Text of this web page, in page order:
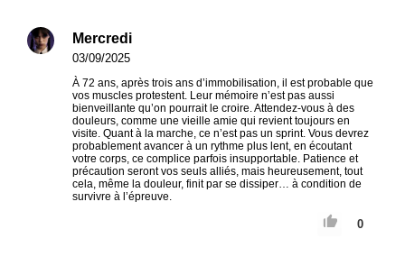
Mercredi
03/09/2025
À 72 ans, après trois ans d’immobilisation, il est probable que
vos muscles protestent. Leur mémoire n’est pas aussi
bienveillante qu’on pourrait le croire. Attendez-vous à des
douleurs, comme une vieille amie qui revient toujours en
visite. Quant à la marche, ce n’est pas un sprint. Vous devrez
probablement avancer à un rythme plus lent, en écoutant
votre corps, ce complice parfois insupportable. Patience et
précaution seront vos seuls alliés, mais heureusement, tout
cela, même la douleur, finit par se dissiper… à condition de
survivre à l’épreuve.
0